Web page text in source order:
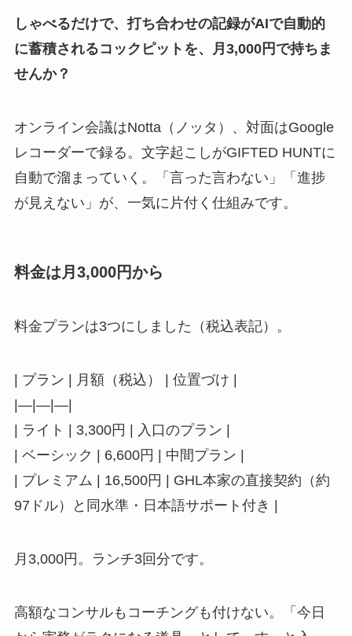
しゃべるだけで、打ち合わせの記録がAIで自動的
に蓄積されるコックピットを、月3,000円で持ちま
せんか？
オンライン会議はNotta（ノッタ）、対面はGoogle
レコーダーで録る。文字起こしがGIFTED HUNTに
自動で溜まっていく。「言った言わない」「進捗
が見えない」が、一気に片付く仕組みです。
料金は月3,000円から
料金プランは3つにしました（税込表記）。
| プラン | 月額（税込） | 位置づけ |
|—|—|—|
| ライト | 3,300円 | 入口のプラン |
| ベーシック | 6,600円 | 中間プラン |
| プレミアム | 16,500円 | GHL本家の直接契約（約
97ドル）と同水準・日本語サポート付き |
月3,000円。ランチ3回分です。
高額なコンサルもコーチングも付けない。「今日